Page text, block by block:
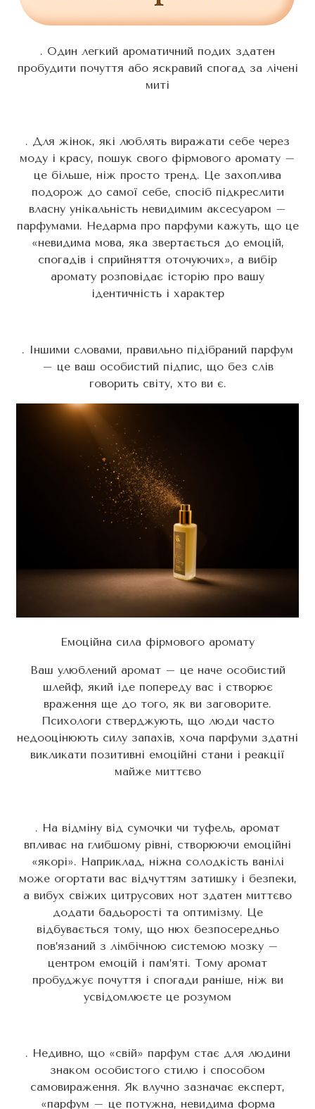
. Один легкий ароматичний подих здатен
пробудити почуття або яскравий спогад за лічені
миті
. Для жінок, які люблять виражати себе через
моду і красу, пошук свого фірмового аромату –
це більше, ніж просто тренд. Це захоплива
подорож до самої себе, спосіб підкреслити
власну унікальність невидимим аксесуаром –
парфумами. Недарма про парфуми кажуть, що це
«невидима мова, яка звертається до емоцій,
спогадів і сприйняття оточуючих», а вибір
аромату розповідає історію про вашу
ідентичність і характер
. Іншими словами, правильно підібраний парфум
– це ваш особистий підпис, що без слів
говорить світу, хто ви є.
Емоційна сила фірмового аромату
Ваш улюблений аромат – це наче особистий
шлейф, який іде попереду вас і створює
враження ще до того, як ви заговорите.
Психологи стверджують, що люди часто
недооцінюють силу запахів, хоча парфуми здатні
викликати позитивні емоційні стани і реакції
майже миттєво
. На відміну від сумочки чи туфель, аромат
впливає на глибшому рівні, створюючи емоційні
«якорі». Наприклад, ніжна солодкість ванілі
може огортати вас відчуттям затишку і безпеки,
а вибух свіжих цитрусових нот здатен миттєво
додати бадьорості та оптимізму. Це
відбувається тому, що нюх безпосередньо
пов’язаний з лімбічною системою мозку –
центром емоцій і пам’яті. Тому аромат
пробуджує почуття і спогади раніше, ніж ви
усвідомлюєте це розумом
. Недивно, що «свій» парфум стає для людини
знаком особистого стилю і способом
самовираження. Як влучно зазначає експерт,
«парфум – це потужна, невидима форма